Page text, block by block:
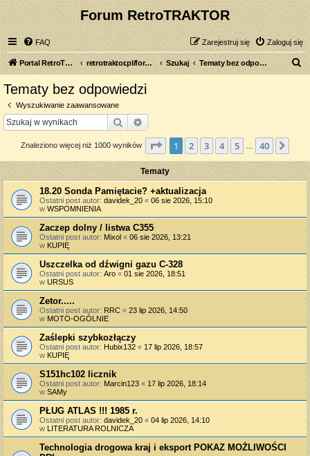
Forum RetroTRAKTOR
FAQ Zaloguj się
Zarejestruj się
Portal RetroTRAKTOR.pl retrotraktor.pl/forum Szukaj Tematy bez odpowiedzi
Tematy bez odpowiedzi
Wyszukiwanie zaawansowane
Szukaj
Znaleziono więcej niż 1000 wyników Strona z40
1 2 3 4 5 40
Tematy
18.20 Sonda Pamiętacie? +aktualizacja
Ostatni post autor: davidek_20 « 06 sie 2026, 15:10
w WSPOMNIENIA
Zaczep dolny / listwa C355
Ostatni post autor: Mixol « 06 sie 2026, 13:21
w KUPIĘ
Uszczelka od dźwigni gazu C-328
Ostatni post autor: Aro « 01 sie 2026, 18:51
w URSUS
Zetor.....
Ostatni post autor: RRC « 23 lip 2026, 14:50
w MOTO-OGÓLNIE
Zaślepki szybkozłączy
Ostatni post autor: Hubix132 « 17 lip 2026, 18:57
w KUPIĘ
S151hc102 licznik
Ostatni post autor: Marcin123 « 17 lip 2026, 18:14
w SAMy
PŁUG ATLAS !!! 1985 r.
Ostatni post autor: davidek_20 « 04 lip 2026, 14:10
w LITERATURA ROLNICZA
Technologia drogowa kraj i eksport POKAZ MOŻLIWOŚCI